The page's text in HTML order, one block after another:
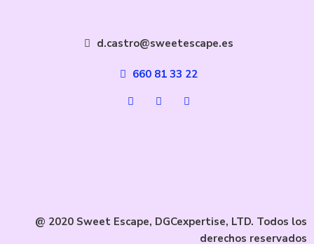
d.castro@sweetescape.es
660 81 33 22
@ 2020 Sweet Escape, DGCexpertise, LTD. Todos los
derechos reservados